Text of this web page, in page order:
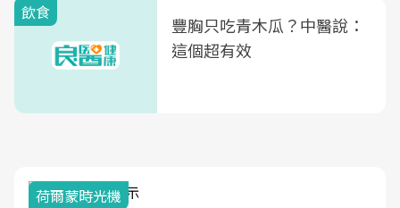
飲食
豐胸只吃青木瓜？中醫說：
這個超有效
荷爾蒙時光機